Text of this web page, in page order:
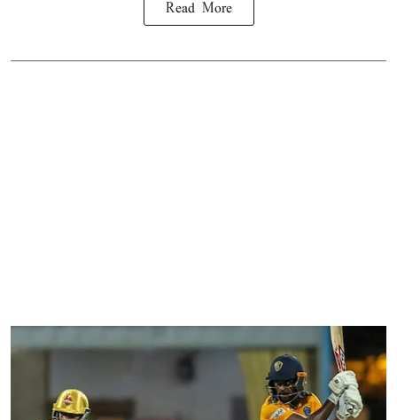
Read More